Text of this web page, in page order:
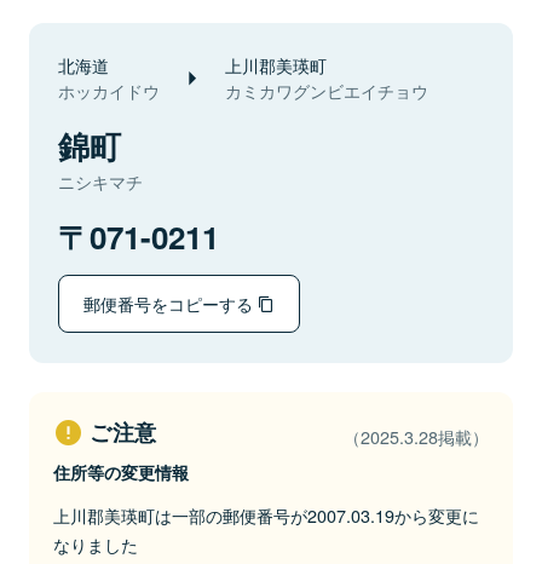
北海道
ホッカイドウ
上川郡美瑛町
カミカワグンビエイチョウ
錦町
ニシキマチ
071-0211
郵便番号をコピーする
ご注意 （2025.3.28掲載）
住所等の変更情報
上川郡美瑛町は一部の郵便番号が2007.03.19から変更に
なりました